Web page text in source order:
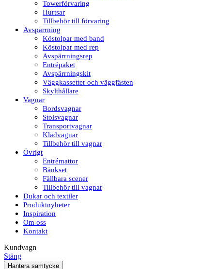
Towerförvaring
Hurtsar
Tillbehör till förvaring
Avspärrning
Köstolpar med band
Köstolpar med rep
Avspärrningsrep
Entrépaket
Avspärrningskit
Väggkassetter och väggfästen
Skylthållare
Vagnar
Bordsvagnar
Stolsvagnar
Transportvagnar
Klädvagnar
Tillbehör till vagnar
Övrigt
Entrémattor
Bänkset
Fällbara scener
Tillbehör till vagnar
Dukar och textiler
Produktnyheter
Inspiration
Om oss
Kontakt
Kundvagn
Stäng
Hantera samtycke